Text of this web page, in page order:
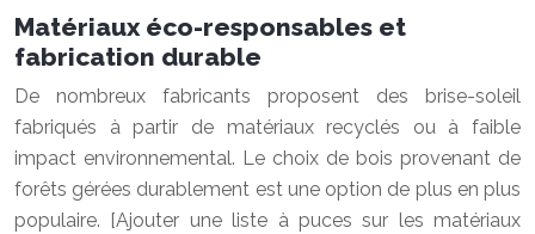
Matériaux éco-responsables et
fabrication durable
De nombreux fabricants proposent des brise-soleil
fabriqués à partir de matériaux recyclés ou à faible
impact environnemental. Le choix de bois provenant de
forêts gérées durablement est une option de plus en plus
populaire. [Ajouter une liste à puces sur les matériaux